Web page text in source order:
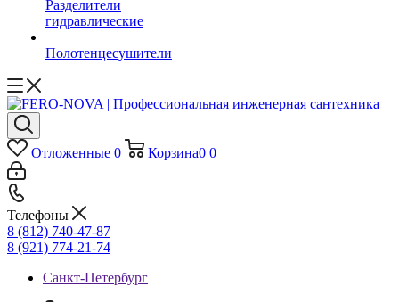
Разделители
гидравлические
Полотенцесушители
Отложенные 0 Корзина0 0
Телефоны
8 (812) 740-47-87
8 (921) 774-21-74
Санкт-Петербург